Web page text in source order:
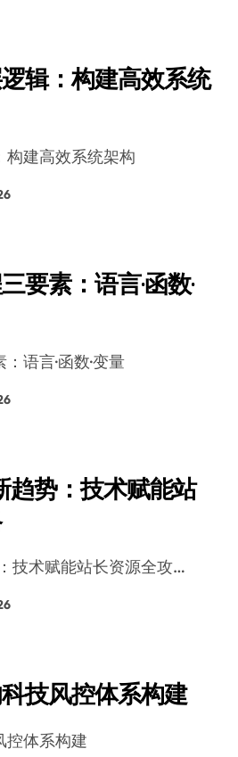
辑：构建高效系统
构建高效系统架构
要素：语言·函数·
：语言·函数·变量
趋势：技术赋能站
技术赋能站长资源全攻…
技风控体系构建
控体系构建